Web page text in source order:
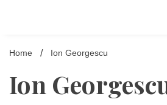
Home Ion Georgescu
Ion